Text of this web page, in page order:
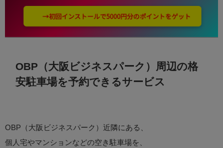
OBP（大阪ビジネスパーク）周辺の格
安駐車場を予約できるサービス
OBP（大阪ビジネスパーク）近隣にある、
個人宅やマンションなどの空き駐車場を、